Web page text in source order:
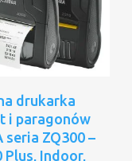
Do Koszyka
drukarka
i paragonów
seria ZQ300 –
Plus, Indoor,